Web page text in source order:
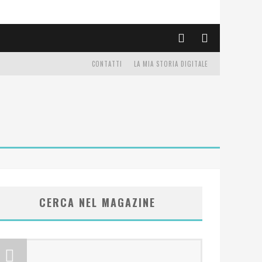
LA MIA STORIA DIGITALE
CONTATTI
CERCA NEL MAGAZINE